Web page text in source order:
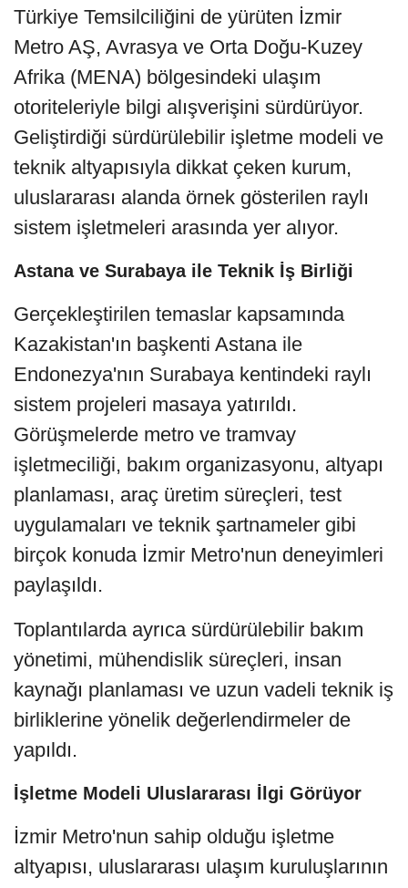
Türkiye Temsilciliğini de yürüten İzmir
Metro AŞ, Avrasya ve Orta Doğu-Kuzey
Afrika (MENA) bölgesindeki ulaşım
otoriteleriyle bilgi alışverişini sürdürüyor.
Geliştirdiği sürdürülebilir işletme modeli ve
teknik altyapısıyla dikkat çeken kurum,
uluslararası alanda örnek gösterilen raylı
sistem işletmeleri arasında yer alıyor.
Astana ve Surabaya ile Teknik İş Birliği
Gerçekleştirilen temaslar kapsamında
Kazakistan'ın başkenti Astana ile
Endonezya'nın Surabaya kentindeki raylı
sistem projeleri masaya yatırıldı.
Görüşmelerde metro ve tramvay
işletmeciliği, bakım organizasyonu, altyapı
planlaması, araç üretim süreçleri, test
uygulamaları ve teknik şartnameler gibi
birçok konuda İzmir Metro'nun deneyimleri
paylaşıldı.
Toplantılarda ayrıca sürdürülebilir bakım
yönetimi, mühendislik süreçleri, insan
kaynağı planlaması ve uzun vadeli teknik iş
birliklerine yönelik değerlendirmeler de
yapıldı.
İşletme Modeli Uluslararası İlgi Görüyor
İzmir Metro'nun sahip olduğu işletme
altyapısı, uluslararası ulaşım kuruluşlarının